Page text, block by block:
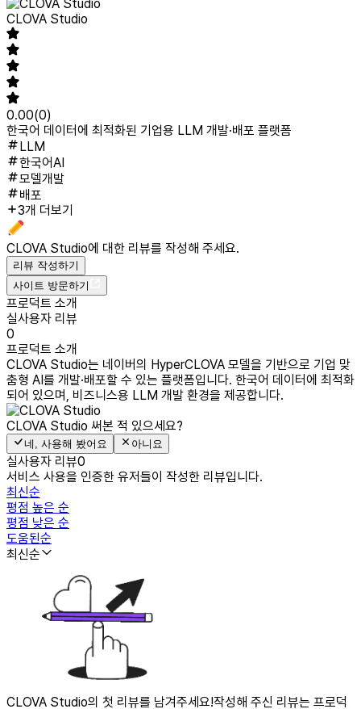
CLOVA Studio
0.00(0)
한국어 데이터에 최적화된 기업용 LLM 개발·배포 플랫폼
LLM
한국어AI
모델개발
배포
3개 더보기
CLOVA Studio에 대한 리뷰를 작성해 주세요.
리뷰 작성하기
사이트 방문하기
프로덕트 소개
실사용자 리뷰
0
프로덕트 소개
CLOVA Studio는 네이버의 HyperCLOVA 모델을 기반으로 기업 맞
춤형 AI를 개발·배포할 수 있는 플랫폼입니다. 한국어 데이터에 최적화
되어 있으며, 비즈니스용 LLM 개발 환경을 제공합니다.
CLOVA Studio 써본 적 있으세요?
네, 사용해 봤어요 아니요
실사용자 리뷰0
서비스 사용을 인증한 유저들이 작성한 리뷰입니다.
최신순
평점 높은 순
평점 낮은 순
도움된순
최신순
CLOVA Studio의 첫 리뷰를 남겨주세요!작성해 주신 리뷰는 프로덕